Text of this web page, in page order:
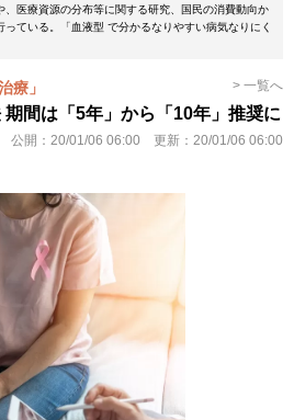
、医療資源の分布等に関する研究、国民の消費動向か
ている。「血液型 で分かるなりやすい病気なりにく
療」 > 一覧へ
間は「5年」から「10年」推奨に
公開： 20/01/06 06:00 更新： 20/01/06 06:00